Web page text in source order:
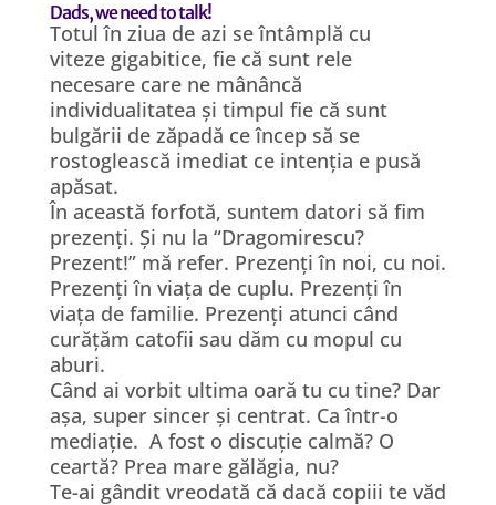
Dads, we need to talk!
Totul în ziua de azi se întâmplă cu
viteze gigabitice, fie că sunt rele
necesare care ne mânâncă
individualitatea și timpul fie că sunt
bulgării de zăpadă ce încep să se
rostoglească imediat ce intenția e pusă
apăsat.
În această forfotă, suntem datori să fim
prezenți. Și nu la “Dragomirescu?
Prezent!” mă refer. Prezenți în noi, cu noi.
Prezenți în viața de cuplu. Prezenți în
viața de familie. Prezenți atunci când
curățăm catofii sau dăm cu mopul cu
aburi.
Când ai vorbit ultima oară tu cu tine? Dar
așa, super sincer și centrat. Ca într-o
mediație. A fost o discuție calmă? O
ceartă? Prea mare gălăgia, nu?
Te-ai gândit vreodată că dacă copiii te văd